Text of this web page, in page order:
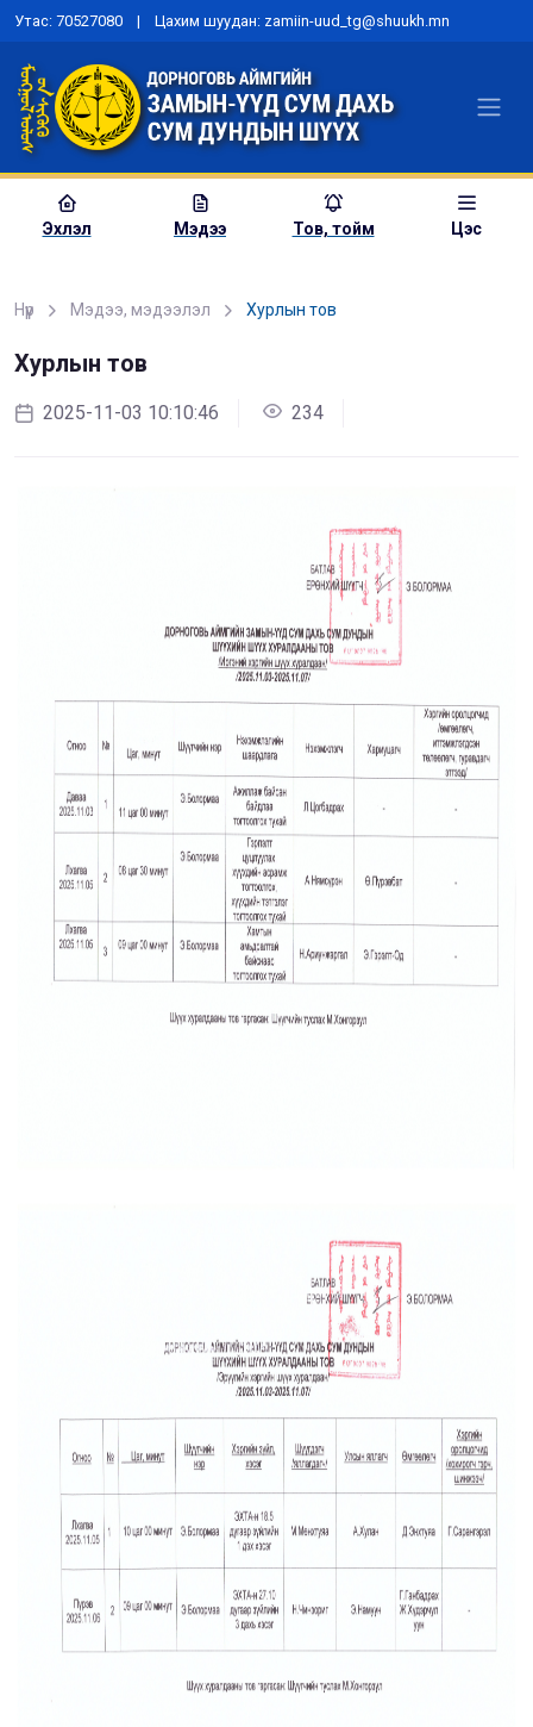
Утас: 70527080 | Цахим шуудан: zamiin-uud_tg@shuukh.mn
Эхлэл Мэдээ Тов, тойм Цэс
Нүүр Мэдээ, мэдээлэл Хурлын тов
Хурлын тов
2025-11-03 10:10:46 234
хэлэлцүүлэг зохион байгууллаа